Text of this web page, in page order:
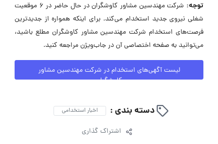
توجه:
شرکت مهندسین مشاور کاوشگران در حال حاضر در ۶ موقعیت
شغلی نیروی جدید استخدام می‌کند. برای اینکه همواره از جدیدترین
فرصت‌های استخدام شرکت مهندسین مشاور کاوشگران مطلع باشید،
می‌توانید به صفحه اختصاصی آن در جاب‌ویژن مراجعه کنید.
لیست آگهی‌های استخدام در شرکت مهندسین مشاور
کاوشگران
دسته بندی : اخبار استخدامی
اشتراک گذاری